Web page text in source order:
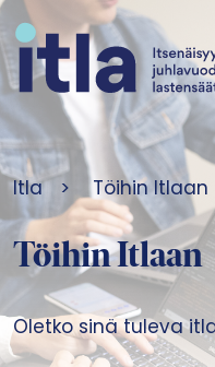
Siirry sisältöön
Itla > Töihin Itlaan
Töihin Itlaan
Oletko sinä tuleva